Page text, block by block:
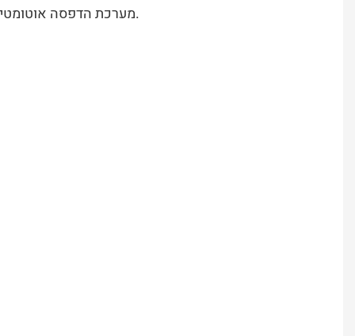
מערכת הדפסה אוטומטית עם מנועי סרוו מונעים כולה: ראש הדפסה, מסגרת רשת, סיבוב, עלייה/ירידה של המיכל, כולם מונעים על ידי מנועי סרוו.